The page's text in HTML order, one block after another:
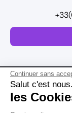
Continuer sans
Salut c'est
les